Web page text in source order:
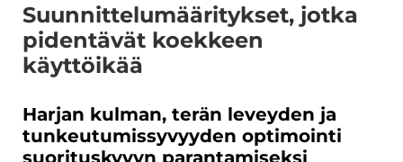
Suunnittelumääritykset, jotka
pidentävät koekkeen
käyttöikää
Harjan kulman, terän leveyden ja
tunkeutumissyvyyden optimointi
suorituskyvyn parantamiseksi